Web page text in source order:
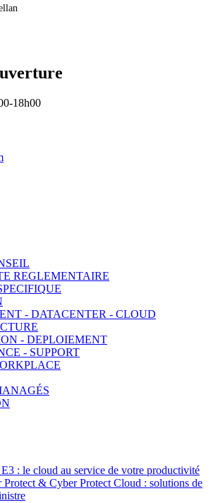
18h00
REGLEMENTAIRE
- DATACENTER - CLOUD
- DEPLOIEMENT
- SUPPORT
: le cloud au service de votre productivité
& Cyber Protect Cloud : solutions de